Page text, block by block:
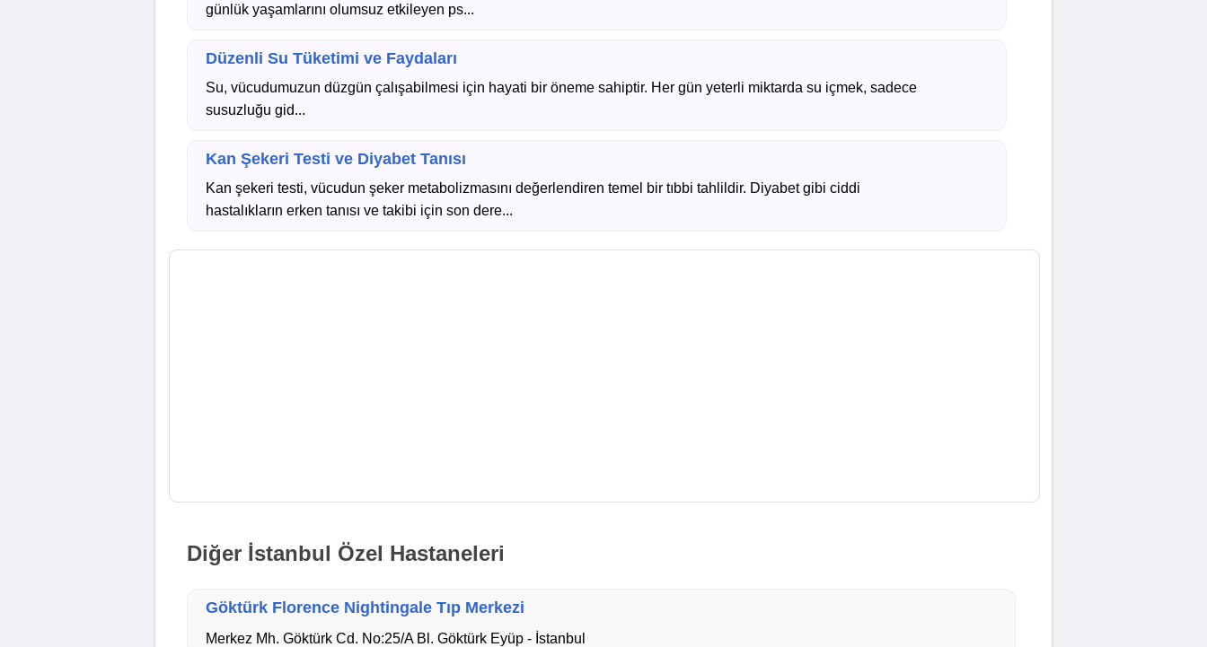
günlük yaşamlarını olumsuz etkileyen ps...
Düzenli Su Tüketimi ve Faydaları
Su, vücudumuzun düzgün çalışabilmesi için hayati bir öneme sahiptir. Her gün yeterli miktarda su içmek, sadece
susuzluğu gid...
Kan Şekeri Testi ve Diyabet Tanısı
Kan şekeri testi, vücudun şeker metabolizmasını değerlendiren temel bir tıbbi tahlildir. Diyabet gibi ciddi
hastalıkların erken tanısı ve takibi için son dere...
Diğer İstanbul Özel Hastaneleri
Göktürk Florence Nightingale Tıp Merkezi
Merkez Mh. Göktürk Cd. No:25/A Bl. Göktürk Eyüp - İstanbul